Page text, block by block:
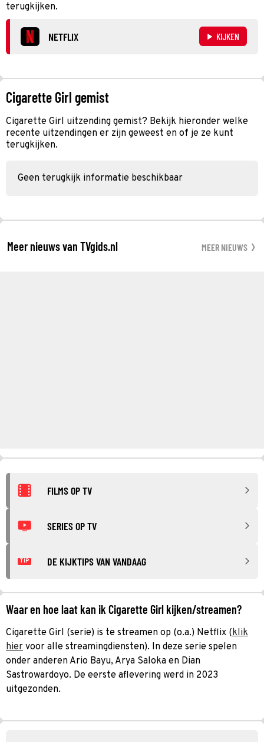
terugkijken.
NETFLIX KIJKEN
Cigarette Girl gemist
Cigarette Girl uitzending gemist? Bekijk hieronder welke
recente uitzendingen er zijn geweest en of je ze kunt
terugkijken.
Geen terugkijk informatie beschikbaar
Meer nieuws van TVgids.nl MEER NIEUWS
FILMS OP TV
SERIES OP TV
TIP DE KIJKTIPS VAN VANDAAG
Waar en hoe laat kan ik Cigarette Girl kijken/streamen?
Cigarette Girl (serie) is te streamen op (o.a.) Netflix (klik
hier voor alle streamingdiensten). In deze serie spelen
onder anderen Ario Bayu, Arya Saloka en Dian
Sastrowardoyo. De eerste aflevering werd in 2023
uitgezonden.